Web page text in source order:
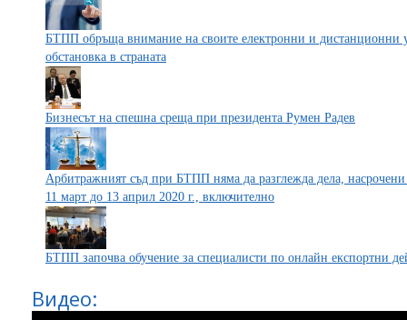
БТПП обръща внимание на своите електронни и дистанционни
обстановка в страната
Бизнесът на спешна среща при президента Румен Радев
Арбитражният съд при БТПП няма да разглежда дела, насрочени
11 март до 13 април 2020 г., включително
БТПП започва обучение за специалисти по онлайн експортни
Видео: